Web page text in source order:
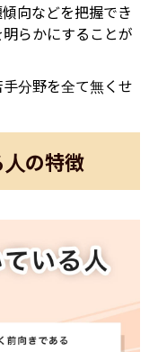
向などを把握でき
らかにすることが
分野を全て無くせ
の特徴